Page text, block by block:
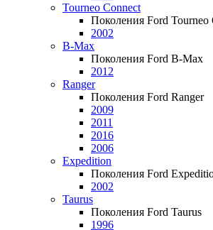
Tourneo Connect
Поколения Ford Tourneo
2002
B-Max
Поколения Ford B-Max
2012
Ranger
Поколения Ford Ranger
2009
2011
2016
2006
Expedition
Поколения Ford
2002
Taurus
Поколения Ford Taurus
1996